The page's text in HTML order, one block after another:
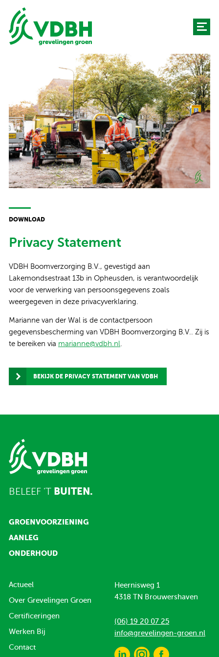
DOWNLOAD
Privacy Statement
VDBH Boomverzorging B.V., gevestigd aan
Lakemondsestraat 13b in Opheusden, is verantwoordelijk
voor de verwerking van persoonsgegevens zoals
weergegeven in deze privacyverklaring.
Marianne van der Wal is de contactpersoon
gegevensbescherming van VDBH Boomverzorging B.V.. Zij is
te bereiken via marianne@vdbh.nl
BEKIJK DE PRIVACY STATEMENT VAN VDBH
BELEEF 'T BUITEN.
GROENVOORZIENING
AANLEG
ONDERHOUD
Actueel
Over Grevelingen Groen
Certificeringen
Werken Bij
Contact
Heernisweg 1
4318 TN Brouwershaven
(06) 19 20 07 25
info@grevelingen-groen.nl